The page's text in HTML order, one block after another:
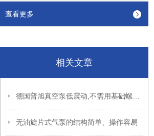
查看更多
相关文章
无油旋片式气泵的结构简单、操作容易